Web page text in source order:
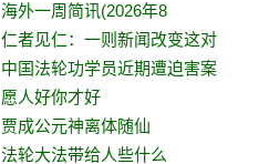
海外一周简讯(2026年8
仁者见仁：一则新闻改变这对
中国法轮功学员近期遭迫害案
愿人好你才好
贾成公元神离体随仙
法轮大法带给人些什么